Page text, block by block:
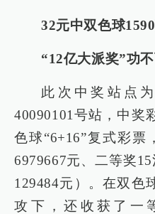
32元中双色球
“12亿大派奖”功
此次中奖站点
40090101号站，中奖
色球“6+16”复式彩票
6979667元、二等奖
129484元）。在双色
攻下，还收获了一